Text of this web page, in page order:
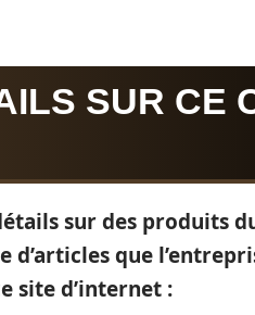
SUR CE
sur des produits
que
site d’internet :